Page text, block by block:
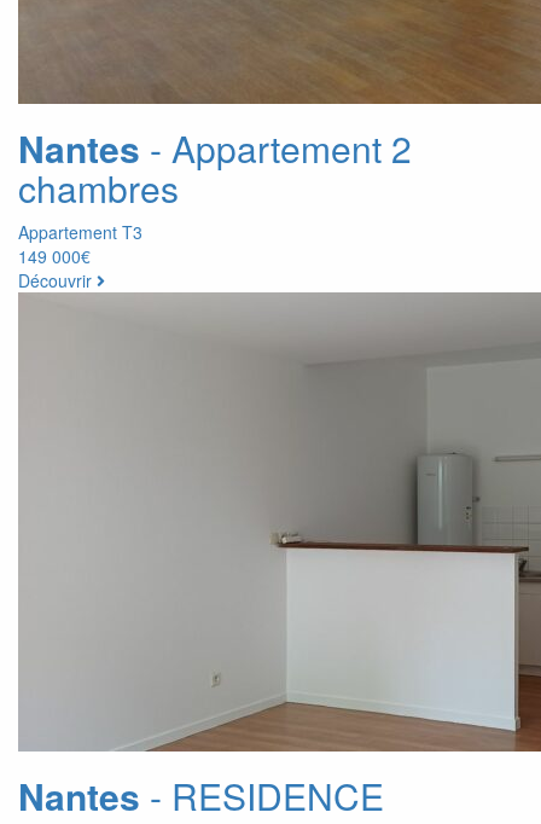
Nantes - Appartement 2
chambres
Appartement T3
149 000€
Découvrir
Nantes - RESIDENCE